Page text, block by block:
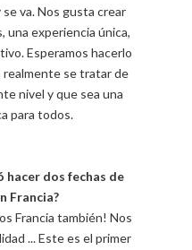
va. Nos gusta crear
una experiencia única,
Esperamos hacerlo
realmente se tratar de
nivel y que sea una
para todos.
hacer dos fechas de
Francia?
Francia también! Nos
... Este es el primer